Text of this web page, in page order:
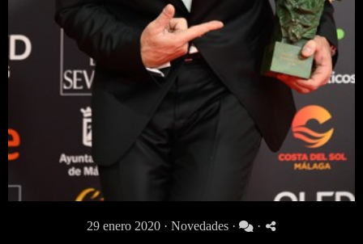
29 enero 2020 · Novedades· ·